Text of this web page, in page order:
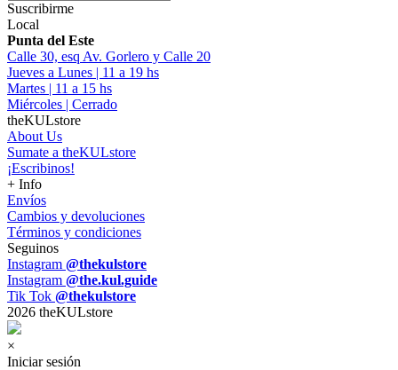
Suscribirme
Local
Punta del Este
Calle 30, esq Av. Gorlero y Calle 20
Jueves a Lunes | 11 a 19 hs
Martes | 11 a 15 hs
Miércoles | Cerrado
theKULstore
About Us
Sumate a theKULstore
¡Escribinos!
+ Info
Envíos
Cambios y devoluciones
Términos y condiciones
Seguinos
Instagram @thekulstore
Instagram @the.kul.guide
Tik Tok @thekulstore
2026 theKULstore
×
Iniciar sesión